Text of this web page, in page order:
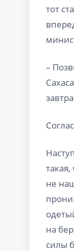
тот
–
не
на
силы